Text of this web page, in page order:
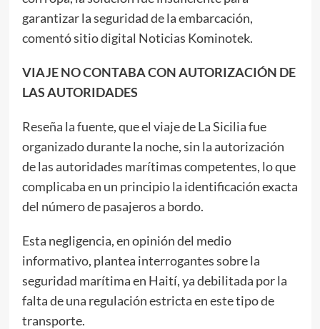
garantizar la seguridad de la embarcación,
comentó sitio digital Noticias Kominotek.
VIAJE NO CONTABA CON AUTORIZACIÓN DE
LAS AUTORIDADES
Reseña la fuente, que el viaje de La Sicilia fue
organizado durante la noche, sin la autorización
de las autoridades marítimas competentes, lo que
complicaba en un principio la identificación exacta
del número de pasajeros a bordo.
Esta negligencia, en opinión del medio
informativo, plantea interrogantes sobre la
seguridad marítima en Haití, ya debilitada por la
falta de una regulación estricta en este tipo de
transporte.